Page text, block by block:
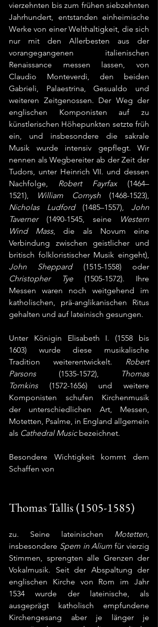
vierzehnten bis zum frühen siebzehnten
Jahrhundert, entstanden einheimische
Werke von einer Welthaltigkeit, die sich
nur mit den Allerbesten aus der
vorangegangenen italienischen
Renaissance messen lassen, von
Claudio Monteverdi, den beiden
Gabrieli, Palaestrina, Gesualdo und
weiteren Zeitgenossen. Der Weg der
englischen Komponisten auf zu
künstlerischen Höhepunkten setzte früh
ein, und insbesondere die sakrale
Musik wurde intensiv gepflegt. Wir
nennen als Wegbereiter ab der Zeit der
Tudors, unter Heinrich VII. und dessen
Nachfolge,
Robert Fayrfax (1464–
1521),
William Cornysh
Nicholas Ludford (1485–1557), John
Taverner (1490-1545, seine
Western
Wind Mass, die als Novum eine
Verbindung zwischen geistlicher und
John Sheppard
Christopher Tye (1505-1572). Ihre
Messen waren noch weitgehend im
katholischen, prä-anglikanischen Ritus
gehalten und auf lateinisch gesungen.
Unter Königin Elisabeth I. (1558 bis
1603) wurde diese musikalische
Tradition weiterentwickelt.
Robert
Parsons (1535-1572),
Thomas
Tomkins (1572-1656) und weitere
Komponisten schufen Kirchenmusik
der unterschiedlichen Art, Messen,
Motetten, Psalme, in England allgemein
als Cathedral Music bezeichnet.
Besondere Wichtigkeit kommt dem
Schaffen von
Thomas Tallis (1505-1585)
zu. Seine lateinischen Motetten
insbesondere Spem in Alium für vierzig
Stimmen, sprengten alle Grenzen der
Vokalmusik. Seit der Abspaltung der
englischen Kirche von Rom im Jahr
1534 wurde der lateinische, als
ausgeprägt katholisch empfundene
Kirchengesang aber je länger je